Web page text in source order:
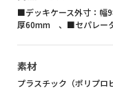
■デッキケース外寸：
厚60mm 、■セパレー
素材
プラスチック（ポリプロ